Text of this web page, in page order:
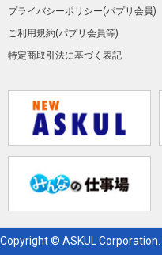
プライバシーポリシー(パプリ会員)
ご利用規約(パプリ会員等)
特定商取引法に基づく表記
Copyright © ASKUL